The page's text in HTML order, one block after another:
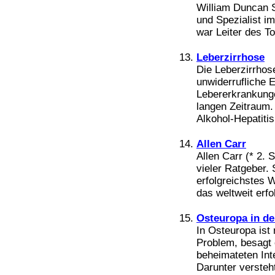
William Duncan
und Spezialist
war Leiter des
Leberzirrhose
Die
unwiderrufliche
langen
Alkohol-
Allen Carr
Allen Carr (* 2.
vieler Ratgeber.
erfolgreichstes
das weltweit
Osteuropa in
In Osteuropa ist
Problem,
beheimateten
Darunter